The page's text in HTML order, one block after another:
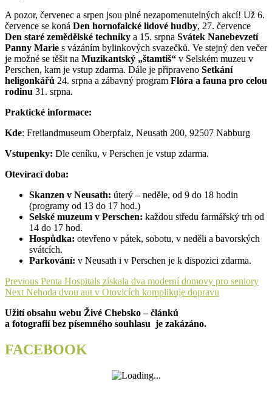
A pozor, červenec a srpen jsou plné nezapomenutelných akcí! Už 6.
července se koná Den hornofalcké lidové hudby, 27. července
Den staré zemědělské techniky a 15. srpna Svátek Nanebevzetí
Panny Marie s vázáním bylinkových svazečků. Ve stejný den večer
je možné se těšit na Muzikantský „štamtiš“ v Selském muzeu v
Perschen, kam je vstup zdarma. Dále je připraveno Setkání
heligonkářů 24. srpna a zábavný program Flóra a fauna pro celou
rodinu 31. srpna.
Praktické informace:
Kde: Freilandmuseum Oberpfalz, Neusath 200, 92507 Nabburg
Vstupenky: Dle ceníku, v Perschen je vstup zdarma.
Otevírací doba:
Skanzen v Neusath: úterý – neděle, od 9 do 18 hodin
(programy od 13 do 17 hod.)
Selské muzeum v Perschen: každou středu farmářský trh od
14 do 17 hod.
Hospůdka: otevřeno v pátek, sobotu, v neděli a bavorských
svátcích.
Parkování: v Neusath i v Perschen je k dispozici zdarma.
Navigace
pro
příspěvek
Previous Previous
post:
Penta Hospitals získala dva moderní domovy pro seniory
Next Next
Nehoda dvou aut v Otovicích komplikuje dopravu
Užití obsahu webu Živé Chebsko – článků
a fotografií bez písemného souhlasu je zakázáno.
FACEBOOK